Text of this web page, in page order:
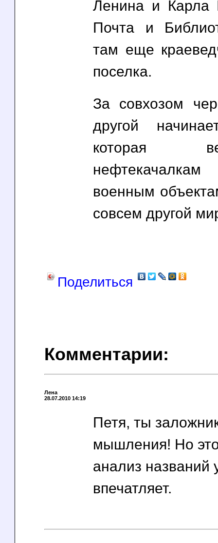
Ленина и Карла
Почта и
там еще
поселка.
За совхозом
другой
которая
военным
совсем другой
Поделиться
Комментарии:
Лена
28.07.2010 14:19
Петя, ты
мышления! Но
анализ названий
впечатляет.